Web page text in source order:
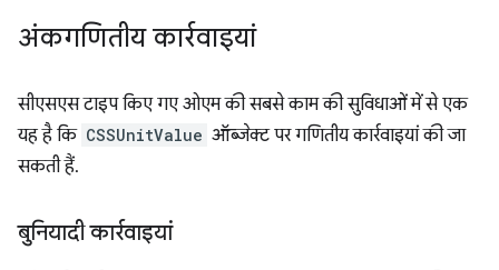
अंकगणितीय कार्रवाइयां
सीएसएस टाइप किए गए ओएम की सबसे काम की सुविधाओं में से एक
यह है कि CSSUnitValue ऑब्जेक्ट पर गणितीय कार्रवाइयां की जा
सकती हैं.
बुनियादी कार्रवाइयां